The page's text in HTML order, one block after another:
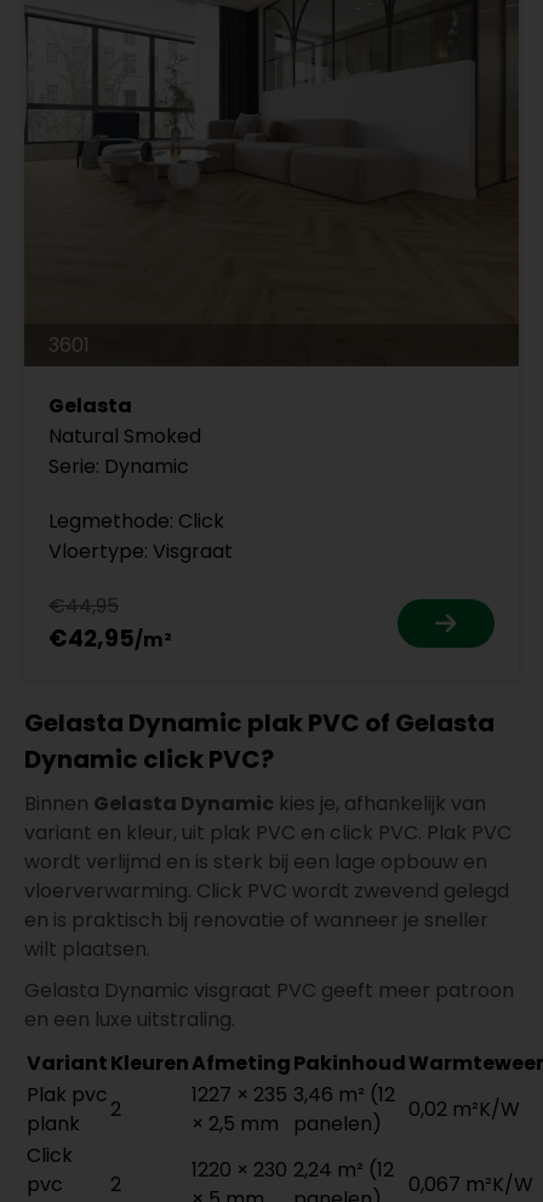
3601
Gelasta
Natural Smoked
Serie: Dynamic
Legmethode: Click
Vloertype: Visgraat
€44,95
€42,95
Gelasta Dynamic plak PVC of Gelasta
Dynamic click PVC?
Binnen Gelasta Dynamic kies je, afhankelijk van
variant en kleur, uit plak PVC en click PVC. Plak PVC
wordt verlijmd en is sterk bij een lage opbouw en
vloerverwarming. Click PVC wordt zwevend gelegd
en is praktisch bij renovatie of wanneer je sneller
wilt plaatsen.
Gelasta Dynamic visgraat PVC geeft meer patroon
en een luxe uitstraling.
VariantKleurenAfmetingPakinhoud
Plak pvc
plank
2
1227 × 235
× 2,5 mm
3,46 m² (12
panelen)
0,02 m²K/W
Click
pvc
2
1220 × 230 2,24 m² (12
0,067 m²K/W